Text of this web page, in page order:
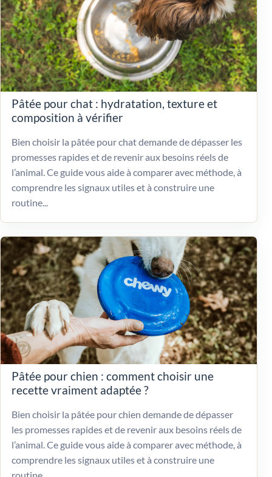
Pâtée pour chat : hydratation, texture et
composition à vérifier
Bien choisir la pâtée pour chat demande de dépasser les
promesses rapides et de revenir aux besoins réels de
l’animal. Ce guide vous aide à comparer avec méthode, à
comprendre les signaux utiles et à construire une
routine...
Pâtée pour chien : comment choisir une
recette vraiment adaptée ?
Bien choisir la pâtée pour chien demande de dépasser
les promesses rapides et de revenir aux besoins réels de
l’animal. Ce guide vous aide à comparer avec méthode, à
comprendre les signaux utiles et à construire une
routine...